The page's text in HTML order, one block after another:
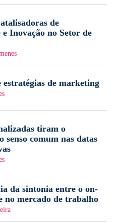
de
Inovação no Setor de
estratégias de marketing
tiram o
senso comum nas datas
da sintonia entre o on-
no mercado de trabalho